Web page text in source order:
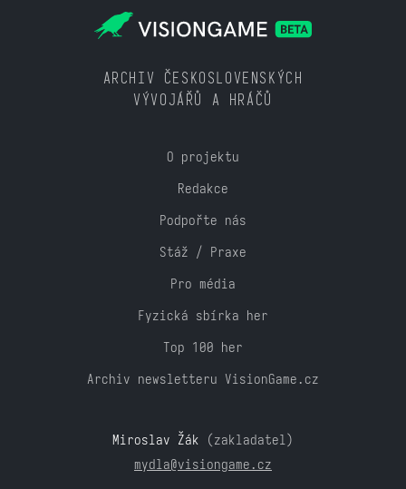
ARCHIV ČESKOSLOVENSKÝCH
VÝVOJÁŘŮ A HRÁČŮ
O projektu
Redakce
Podpořte nás
Stáž / Praxe
Pro média
Fyzická sbírka her
Top 100 her
Archiv newsletteru VisionGame.cz
Miroslav Žák (zakladatel)
mydla@visiongame.cz